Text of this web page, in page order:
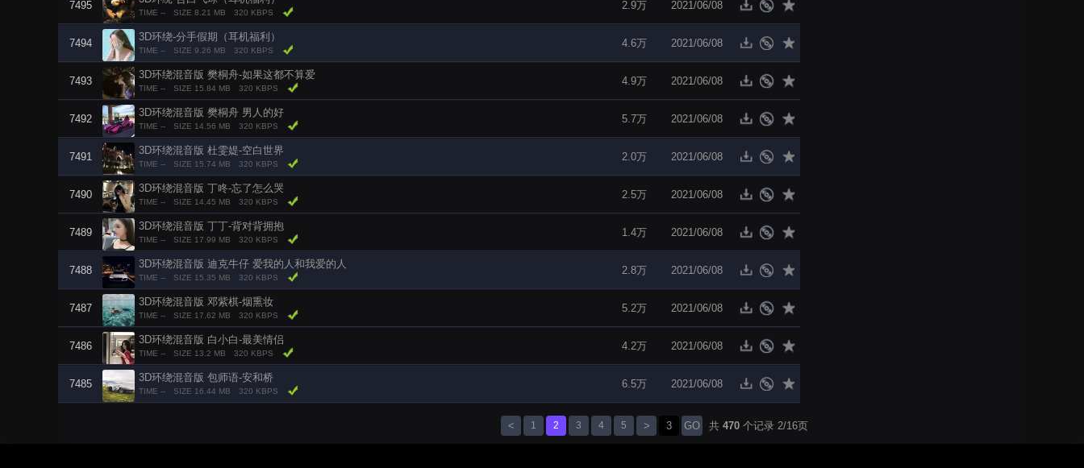
7495
TIME -- SIZE 8.21 MB 320 KBPS
2.9万 2021/06/08
7494
3D环绕-分手假期（耳机福利）
TIME -- SIZE 9.26 MB 320 KBPS
4.6万 2021/06/08
7493
3D环绕混音版 樊桐舟-如果这都不算爱
TIME -- SIZE 15.84 MB 320 KBPS
4.9万 2021/06/08
7492
3D环绕混音版 樊桐舟 男人的好
TIME -- SIZE 14.56 MB 320 KBPS
5.7万 2021/06/08
7491
3D环绕混音版 杜雯媞-空白世界
TIME -- SIZE 15.74 MB 320 KBPS
2.0万 2021/06/08
7490
3D环绕混音版 丁咚-忘了怎么哭
TIME -- SIZE 14.45 MB 320 KBPS
2.5万 2021/06/08
7489
3D环绕混音版 丁丁-背对背拥抱
TIME -- SIZE 17.99 MB 320 KBPS
1.4万 2021/06/08
7488
3D环绕混音版 迪克牛仔 爱我的人和我爱的人
TIME -- SIZE 15.35 MB 320 KBPS
2.8万 2021/06/08
7487
3D环绕混音版 邓紫棋-烟熏妆
TIME -- SIZE 17.62 MB 320 KBPS
5.2万 2021/06/08
7486
3D环绕混音版 白小白-最美情侣
TIME -- SIZE 13.2 MB 320 KBPS
4.2万 2021/06/08
7485
3D环绕混音版 包师语-安和桥
TIME -- SIZE 16.44 MB 320 KBPS
6.5万 2021/06/08
< 1 2 3 4 5 > GO 共 470 个记录 2/16页